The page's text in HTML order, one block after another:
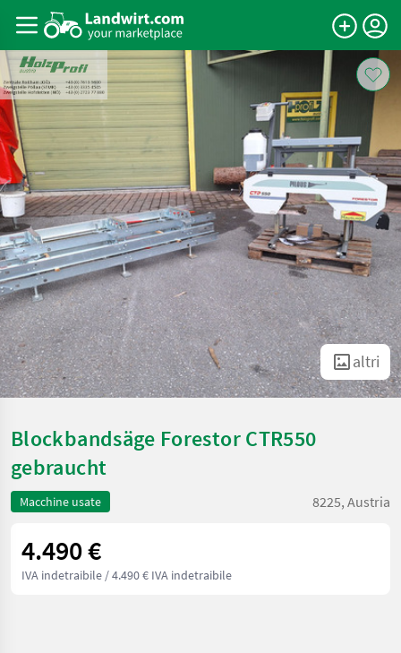
altri
Blockbandsäge Forestor CTR550
gebraucht
Macchine usate 8225, Austria
4.490 €
IVA indetraibile / 4.490 € IVA indetraibile